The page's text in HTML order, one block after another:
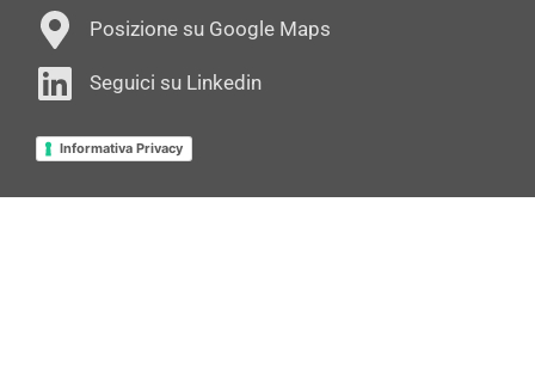
Posizione su Google Maps
Seguici su Linkedin
Informativa Privacy